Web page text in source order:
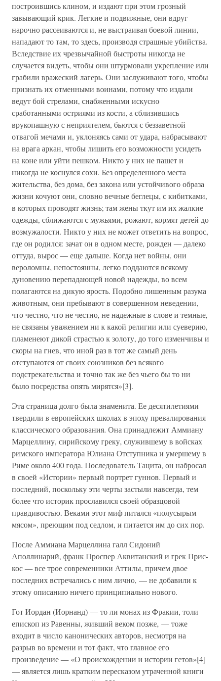
построившись клином, и издают при этом грозный
завывающий крик. Легкие и подвижные, они вдруг
нарочно рассеиваются и, не выстраивая боевой линии,
нападают то там, то здесь, производя страшные убийства.
Вследствие их чрезвычайной быстроты никогда не
случается видеть, чтобы они штурмовали укрепление или
грабили вражеский лагерь. Они заслуживают того, чтобы
признать их отменными воинами, потому что издали
ведут бой стрелами, снабженными искусно
сработанными остриями из кости, а сблизившись
врукопашную с неприятелем, бьются с беззаветной
отвагой мечами и, уклоняясь сами от удара, набрасывают
на врага аркан, чтобы лишить его возможности усидеть
на коне или уйти пешком. Никто у них не пашет и
никогда не коснулся сохи. Без определенного места
жительства, без дома, без закона или устойчивого образа
жизни кочуют они, словно вечные беглецы, с кибитками,
в которых проводят жизнь; там жены ткут им их жалкие
одежды, сближаются с мужьями, рожают, кормят детей до
возмужалости. Никто у них не может ответить на вопрос,
где он родился: зачат он в одном месте, рожден — далеко
оттуда, вырос — еще дальше. Когда нет войны, они
вероломны, непостоянны, легко поддаются всякому
дуновению перепадающей новой надежды, во всем
полагаются на дикую ярость. Подобно лишенным разума
животным, они пребывают в совершенном неведении,
что честно, что не честно, не надежные в слове и темные,
не связаны уважением ни к какой религии или суеверию,
пламенеют дикой страстью к золоту, до того изменчивы и
скоры на гнев, что иной раз в тот же самый день
отступаются от своих союзников без всякого
подстрекательства и точно так же без чьего бы то ни
было посредства опять мирятся»[3].
Эта страница долго была знаменита. Ее десятилетиями
твердили в европейских школах в эпоху превалирования
классического образования. Она принадлежит Аммиану
Марцеллину, сирийскому греку, служившему в войсках
римского императора Юлиана Отступника и умершему в
Риме около 400 года. Последователь Тацита, он набросал
в своей «Истории» первый портрет гуннов. Первый и
последний, поскольку эти черты застыли навсегда, тем
более что историк прославился своей образцовой
правдивостью. Веками этот миф питался «полусырым
мясом», преющим под седлом, и питается им до сих пор.
После Аммиана Марцеллина галл Сидоний
Аполлинарий, франк Проспер Аквитанский и грек Прис-
кос — все трое современники Аттилы, причем двое
последних встречались с ним лично, — не добавили к
этому описанию ничего принципиально нового.
Гот Иордан (Иорнанд) — то ли монах из Фракии, толи
епископ из Равенны, живший веком позже, — тоже
входит в число канонических авторов, несмотря на
разрыв во времени и тот факт, что главное его
произведение — «О происхождении и истории гетов»[4]
— является лишь кратким пересказом утраченной книги